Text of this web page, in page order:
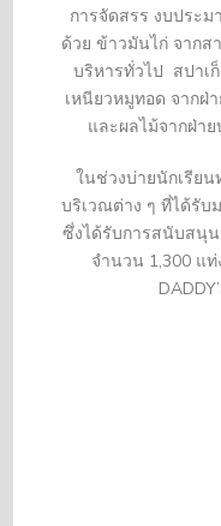
การจัดสรร งบประ
ด้วย ข้าวมันไก่ จากส
บริหารทั่วไป สปาเ
เหนียวหมูทอด จากฝ่
และผลไม้จากฝ่า
ในช่วงบ่ายนักเรีย
บริเวณต่าง ๆ ที่ได้รับ
ซึ่งได้รับการสนับสนุ
จำนวน 1,300 แ